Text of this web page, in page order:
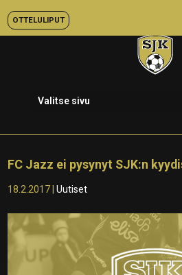
OTTELULIPUT
Valitse sivu
FC Jazz ei pysynyt SJK:n
18.2.2017 |Uutiset